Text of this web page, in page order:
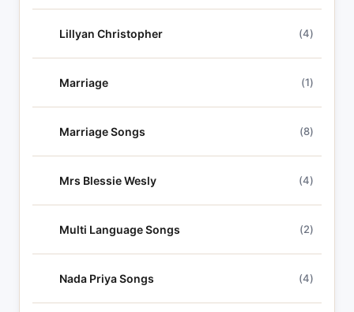
Lillyan Christopher (4)
Marriage (1)
Marriage Songs (8)
Mrs Blessie Wesly (4)
Multi Language Songs (2)
Nada Priya Songs (4)